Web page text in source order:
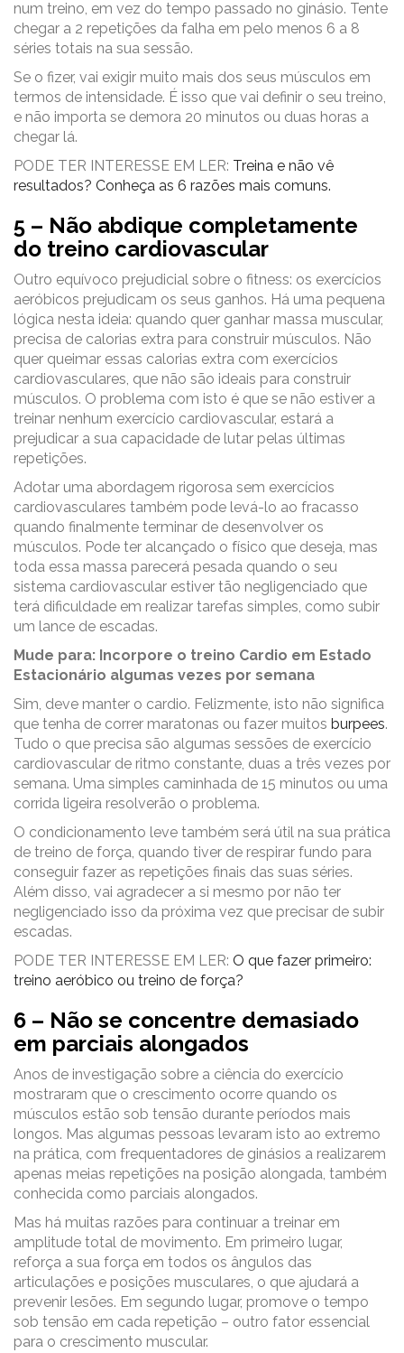
num treino, em vez do tempo passado no ginásio. Tente
chegar a 2 repetições da falha em pelo menos 6 a 8
séries totais na sua sessão.
Se o fizer, vai exigir muito mais dos seus músculos em
termos de intensidade. É isso que vai definir o seu treino,
e não importa se demora 20 minutos ou duas horas a
chegar lá.
PODE TER INTERESSE EM LER: Treina e não vê
resultados? Conheça as 6 razões mais comuns.
5 – Não abdique completamente
do treino cardiovascular
Outro equívoco prejudicial sobre o fitness: os exercícios
aeróbicos prejudicam os seus ganhos. Há uma pequena
lógica nesta ideia: quando quer ganhar massa muscular,
precisa de calorias extra para construir músculos. Não
quer queimar essas calorias extra com exercícios
cardiovasculares, que não são ideais para construir
músculos. O problema com isto é que se não estiver a
treinar nenhum exercício cardiovascular, estará a
prejudicar a sua capacidade de lutar pelas últimas
repetições.
Adotar uma abordagem rigorosa sem exercícios
cardiovasculares também pode levá-lo ao fracasso
quando finalmente terminar de desenvolver os
músculos. Pode ter alcançado o físico que deseja, mas
toda essa massa parecerá pesada quando o seu
sistema cardiovascular estiver tão negligenciado que
terá dificuldade em realizar tarefas simples, como subir
um lance de escadas.
Mude para: Incorpore o treino Cardio em Estado
Estacionário algumas vezes por semana
Sim, deve manter o cardio. Felizmente, isto não significa
que tenha de correr maratonas ou fazer muitos burpees.
Tudo o que precisa são algumas sessões de exercício
cardiovascular de ritmo constante, duas a três vezes por
semana. Uma simples caminhada de 15 minutos ou uma
corrida ligeira resolverão o problema.
O condicionamento leve também será útil na sua prática
de treino de força, quando tiver de respirar fundo para
conseguir fazer as repetições finais das suas séries.
Além disso, vai agradecer a si mesmo por não ter
negligenciado isso da próxima vez que precisar de subir
escadas.
PODE TER INTERESSE EM LER: O que fazer primeiro:
treino aeróbico ou treino de força?
6 – Não se concentre demasiado
em parciais alongados
Anos de investigação sobre a ciência do exercício
mostraram que o crescimento ocorre quando os
músculos estão sob tensão durante períodos mais
longos. Mas algumas pessoas levaram isto ao extremo
na prática, com frequentadores de ginásios a realizarem
apenas meias repetições na posição alongada, também
conhecida como parciais alongados.
Mas há muitas razões para continuar a treinar em
amplitude total de movimento. Em primeiro lugar,
reforça a sua força em todos os ângulos das
articulações e posições musculares, o que ajudará a
prevenir lesões. Em segundo lugar, promove o tempo
sob tensão em cada repetição – outro fator essencial
para o crescimento muscular.